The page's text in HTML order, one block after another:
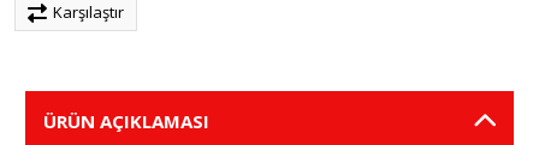
Karşılaştır
ÜRÜN AÇIKLAMASI